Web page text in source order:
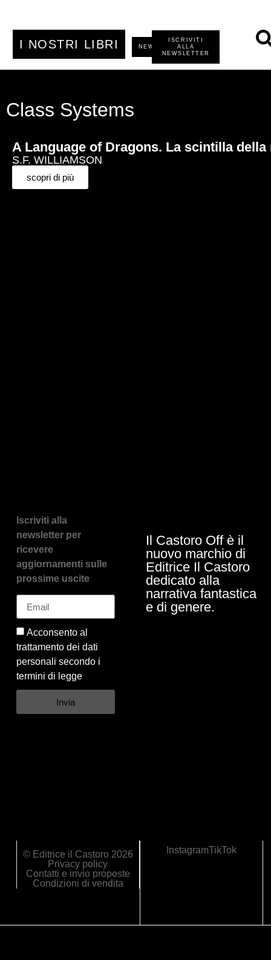
I NOSTRI LIBRI NEWS
ISCRIVITI
ALLA
NEWSLETTER
Class Systems
A Language of Dragons. La scintilla
S.F. WILLIAMSON
scopri di più
Iscriviti alla
newsletter per
ricevere
aggiornamenti sulle
prossime uscite
Acconsento al
trattamento dei dati
personali secondo i
termini di legge
Invia
Il Castoro Off è il
nuovo marchio di
Editrice Il Castoro
dedicato alla
narrativa fantastica
e di genere.
© Editrice il Castoro 2026
Privacy policy
Contatti e invio proposte
Condizioni di vendita
InstagramTikTok